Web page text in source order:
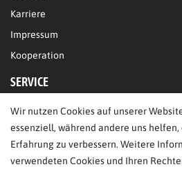
Karriere
Impressum
Kooperation
SERVICE
FAQ/Hilfe
Datenschutz
Wir nutzen Cookies auf unserer
essenziell, während andere uns
Erfahrung zu verbessern. Weitere
verwendeten Cookies und Ihren